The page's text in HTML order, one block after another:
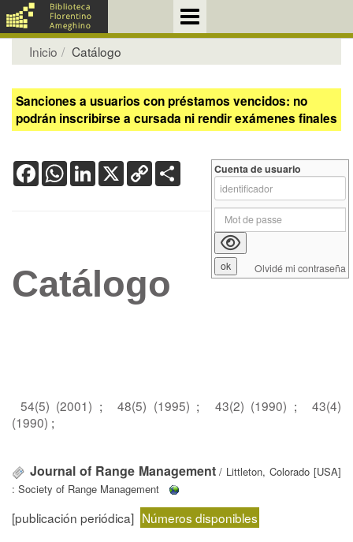
Inicio Catálogo
Sanciones a usuarios con préstamos vencidos: no
podrán inscribirse a cursada ni rendir exámenes finales
FacebookWhatsApp
LinkedIn
X Copy
Link
Catálogo
54(5) (2001) ; 48(5) (1995) ; 43(2) (1990) ;
43(4)
(1990) ;
Journal of Range Management/ Littleton, Colorado [USA]
: Society of Range Management
[publicación periódica] Números disponibles
Cuenta de usuario
Olvidé mi contraseña